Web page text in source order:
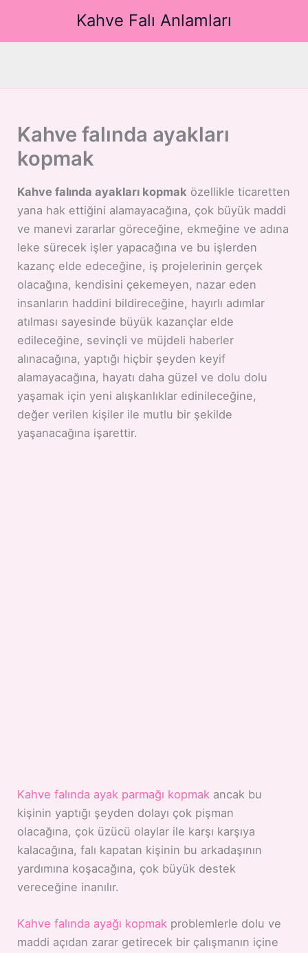
Kahve Falı Anlamları
Kahve falında ayakları
kopmak
Kahve falında ayakları kopmak özellikle ticaretten
yana hak ettiğini alamayacağına, çok büyük maddi
ve manevi zararlar göreceğine, ekmeğine ve adına
leke sürecek işler yapacağına ve bu işlerden
kazanç elde edeceğine, iş projelerinin gerçek
olacağına, kendisini çekemeyen, nazar eden
insanların haddini bildireceğine, hayırlı adımlar
atılması sayesinde büyük kazançlar elde
edileceğine, sevinçli ve müjdeli haberler
alınacağına, yaptığı hiçbir şeyden keyif
alamayacağına, hayatı daha güzel ve dolu dolu
yaşamak için yeni alışkanlıklar edinileceğine,
değer verilen kişiler ile mutlu bir şekilde
yaşanacağına işarettir.
Kahve falında ayak parmağı kopmak ancak bu
kişinin yaptığı şeyden dolayı çok pişman
olacağına, çok üzücü olaylar ile karşı karşıya
kalacağına, falı kapatan kişinin bu arkadaşının
yardımına koşacağına, çok büyük destek
vereceğine inanılır.
Kahve falında ayağı kopmak problemlerle dolu ve
maddi açıdan zarar getirecek bir çalışmanın içine